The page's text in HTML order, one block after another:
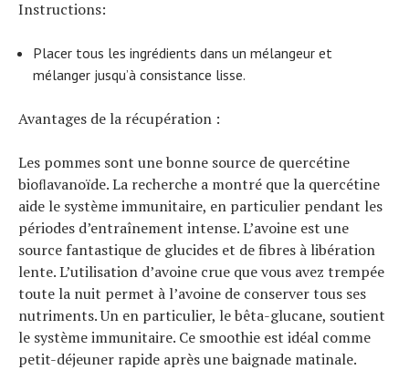
Instructions:
Placer tous les ingrédients dans un mélangeur et
mélanger jusqu’à consistance lisse.
Avantages de la récupération :
Les pommes sont une bonne source de quercétine
bioﬂavanoïde. La recherche a montré que la quercétine
aide le système immunitaire, en particulier pendant les
périodes d’entraînement intense. L’avoine est une
source fantastique de glucides et de fibres à libération
lente. L’utilisation d’avoine crue que vous avez trempée
toute la nuit permet à l’avoine de conserver tous ses
nutriments. Un en particulier, le bêta-glucane, soutient
le système immunitaire. Ce smoothie est idéal comme
petit-déjeuner rapide après une baignade matinale.